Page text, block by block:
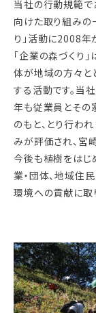
当社の行動規範で
向けた取り組みの
り」活動に2008年
「企業の森づくり
体が地域の方々と
する活動です。当
年も従業員とその
のもと、とり行わ
みが評価され、宮
今後も植樹をは
業・団体、地域住
環境への貢献に取